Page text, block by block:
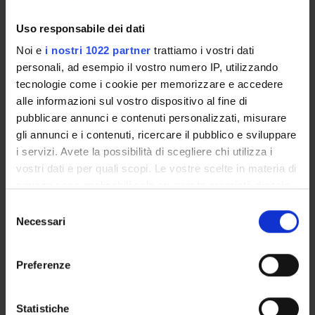
Uso responsabile dei dati
Noi e i nostri 1022 partner trattiamo i vostri dati
personali, ad esempio il vostro numero IP, utilizzando
tecnologie come i cookie per memorizzare e accedere
alle informazioni sul vostro dispositivo al fine di
pubblicare annunci e contenuti personalizzati, misurare
gli annunci e i contenuti, ricercare il pubblico e sviluppare
i servizi. Avete la possibilità di scegliere chi utilizza i
vostri dati e per quali scopi. Le vostre scelte in materia di
modificare o revocare il proprio consenso in qualsiasi
momento dalla Dichiarazione sui cookie o facendo clic
raccogliere informazioni sulla tua posizione
delNecessari
Preferenze
Statistiche
Referente
Referente esterno
Data pubblicazione
5 novembre 2025
CORSI DI STUDIO
DOTTORATI, MASTER E FORMAZIONE SUPERIORE